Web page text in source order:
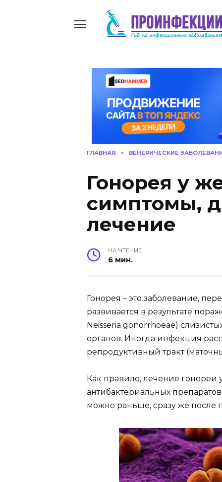
ГЛАВНАЯ » ВЕНЕРИЧЕСКИЕ
Гонорея у
симптомы,
лечение
НА ЧТЕНИЕ
6 мин.
Гонорея – это заболевание,
развивается в результате
Neisseria gonorrhoeae)
органов. Иногда инфекция
репродуктивный тракт
Как правило, лечение
антибактериальных
можно раньше, сразу же после